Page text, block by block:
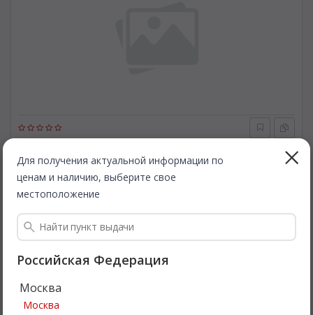
Для получения актуальной информации по
ценам и наличию, выберите свое
местоположение
Российская Федерация
Москва
Москва
Лампа накаливания, стояночный / габаритный огонь. GE
70244
Быстрая доставка
1 008₽
Подробнее
Акция